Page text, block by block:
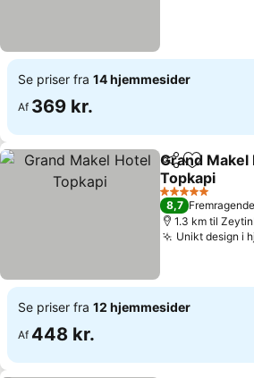
Se priser fra 14 hjemmesider
Af 369 kr.
Del Føj til
Grand Makel
Topkapi
5 Stjerner
8,7 Fremragende
1.3 km til
Unikt design i
Se priser fra 12 hjemmesider
Af 448 kr.